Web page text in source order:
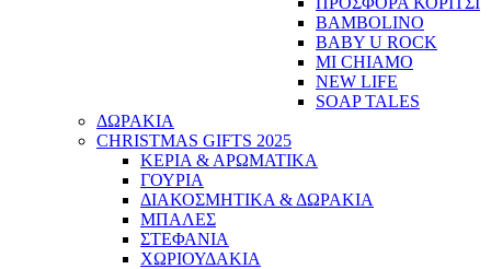
BAMBOLINO
BABY U ROCK
MI CHIAMO
NEW LIFE
SOAP TALES
ΔΩΡΑΚΙΑ
CHRISTMAS GIFTS 2025
ΚΕΡΙΑ & ΑΡΩΜΑΤΙΚΑ
ΓΟΥΡΙΑ
ΔΙΑΚΟΣΜΗΤΙΚΑ & ΔΩΡΑΚΙΑ
ΜΠΑΛΕΣ
ΣΤΕΦΑΝΙΑ
ΧΩΡΙΟΥΔΑΚΙΑ